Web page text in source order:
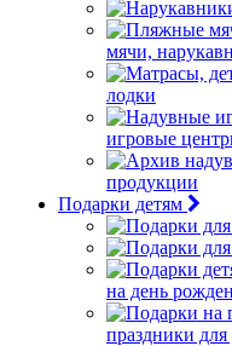
мячи,
лодки
игровые
продукции
Подарки детям
на день
праздники для